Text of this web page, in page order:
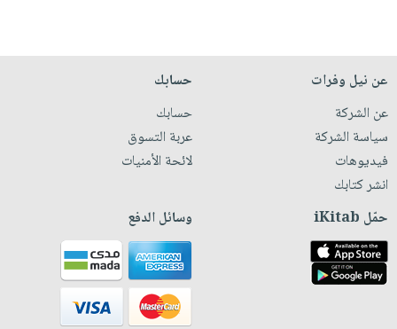
عن نيل وفرات
عن الشركة
سياسة الشركة
فيديوهات
انشر كتابك
حسابك
حسابك
عربة التسوق
لائحة الأمنيات
حمّل iKitab وسائل الدفع